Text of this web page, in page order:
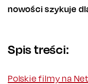
nowości szykuje
Spis treści:
Polskie filmy na